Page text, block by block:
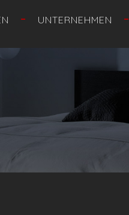
UNTERNEHMEN